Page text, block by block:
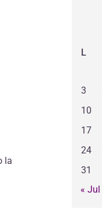
la
L
3
10
17
24
31
« Jul